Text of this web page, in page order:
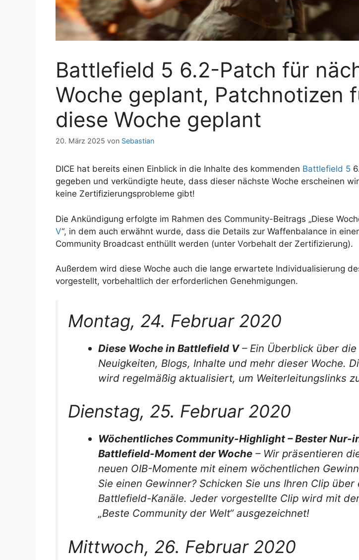
Battlefield 5 6.2-Patch für
Woche geplant, Patchnotizen
diese Woche geplant
20. März 2025 von Sebastian
DICE hat bereits einen Einblick in die Inhalte des kommenden Battlefield 5
gegeben und verkündigte heute, dass dieser nächste Woche erscheinen
keine Zertifizierungsprobleme gibt!
Die Ankündigung erfolgte im Rahmen des Community-Beitrags „Diese
V“, in dem auch erwähnt wurde, dass die Details zur Waffenbalance in
Community Broadcast enthüllt werden (unter Vorbehalt der Zertifizierung).
Außerdem wird diese Woche auch die lange erwartete Individualisierung
vorgestellt, vorbehaltlich der erforderlichen Genehmigungen.
Montag, 24. Februar 2020
Diese Woche in Battlefield V– Ein Überblick über die
Neuigkeiten, Blogs, Inhalte und mehr dieser Woche.
wird regelmäßig aktualisiert, um Weiterleitungslinks
Dienstag, 25. Februar 2020
Wöchentliches Community-Highlight – Bester Nur-
Battlefield-Moment der Woche – Wir präsentieren
neuen OIB-Momente mit einem wöchentlichen
Sie einen Gewinner? Schicken Sie uns Ihren Clip über
Battlefield-Kanäle. Jeder vorgestellte Clip wird mit
„Beste Community der Welt“ ausgezeichnet!
Mittwoch, 26. Februar 2020